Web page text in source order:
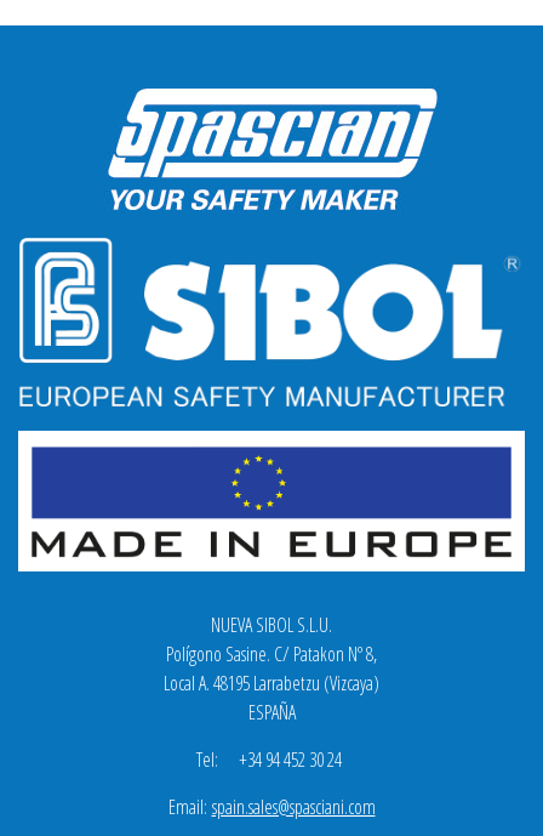
NUEVA SIBOL S.L.U.
Polígono Sasine. C/ Patakon Nº 8,
Local A. 48195 Larrabetzu (Vizcaya)
ESPAÑA
Tel: +34 94 452 30 24
Email: spain.sales@spasciani.com